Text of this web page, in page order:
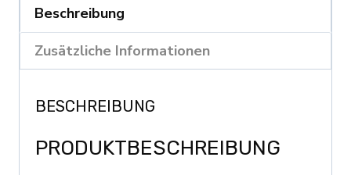
OBD2
Scanner
Supports
FD
Doip
Protocols
Beschreibung
Zusätzliche Informationen
BESCHREIBUNG
PRODUKTBESCHREIBUNG